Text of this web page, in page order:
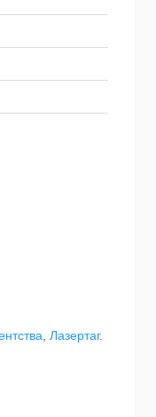
Лазертаг.